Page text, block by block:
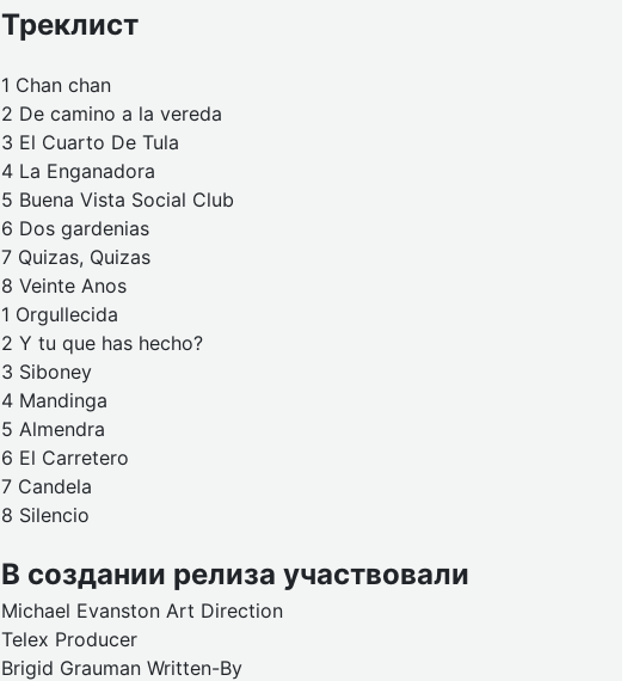
Треклист
1 Chan chan
2 De camino a la vereda
3 El Cuarto De Tula
4 La Enganadora
5 Buena Vista Social Club
6 Dos gardenias
7 Quizas, Quizas
8 Veinte Anos
1 Orgullecida
2 Y tu que has hecho?
3 Siboney
4 Mandinga
5 Almendra
6 El Carretero
7 Candela
8 Silencio
В создании релиза участвовали
Michael Evanston Art Direction
Telex Producer
Brigid Grauman Written-By